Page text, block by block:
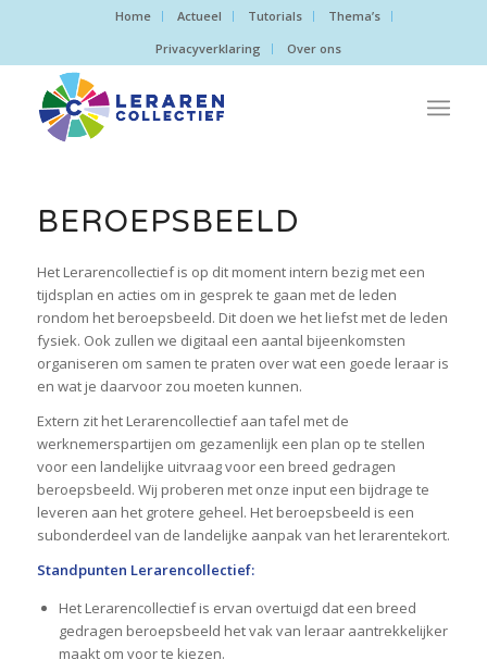
Home Actueel Tutorials
Thema’s
Privacyverklaring
Over ons
BEROEPSBEELD
Het Lerarencollectief is op dit moment intern bezig met een
tijdsplan en acties om in gesprek te gaan met de leden
rondom het beroepsbeeld. Dit doen we het liefst met de leden
fysiek. Ook zullen we digitaal een aantal bijeenkomsten
organiseren om samen te praten over wat een goede leraar is
en wat je daarvoor zou moeten kunnen.
Extern zit het Lerarencollectief aan tafel met de
werknemerspartijen om gezamenlijk een plan op te stellen
voor een landelijke uitvraag voor een breed gedragen
beroepsbeeld. Wij proberen met onze input een bijdrage te
leveren aan het grotere geheel. Het beroepsbeeld is een
subonderdeel van de landelijke aanpak van het lerarentekort.
Standpunten Lerarencollectief:
Het Lerarencollectief is ervan overtuigd dat een breed
gedragen beroepsbeeld het vak van leraar aantrekkelijker
maakt om voor te kiezen.